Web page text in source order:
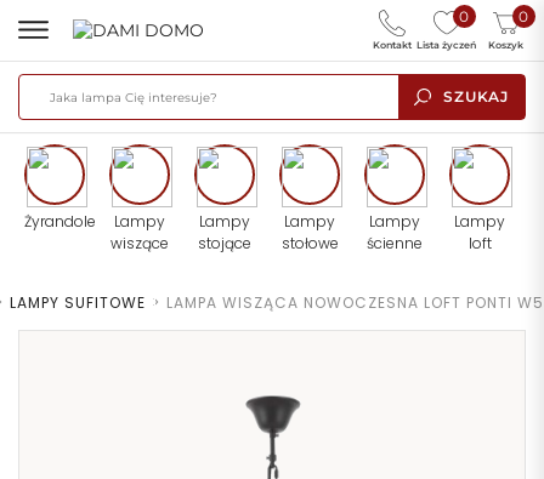
SZUKAJ
0
Lista życzeń
0
Koszyk
Kontakt
Żyrandole
Lampy
wiszące
Lampy
stojące
Lampy
stołowe
Lampy
ścienne
Lampy
loft
LAMPY SUFITOWE > LAMPA WISZĄCA NOWOCZESNA LOFT PONTI W5